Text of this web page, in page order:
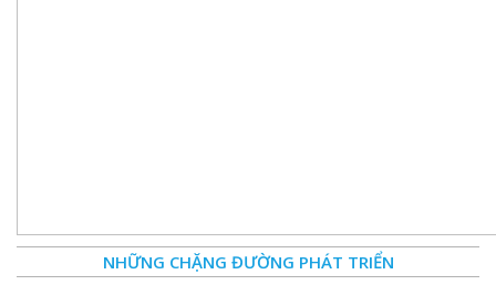
NHỮNG CHẶNG ĐƯỜNG PHÁT TRIỂN